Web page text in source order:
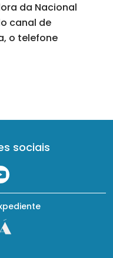
da Nacional
canal de
o telefone
sociais